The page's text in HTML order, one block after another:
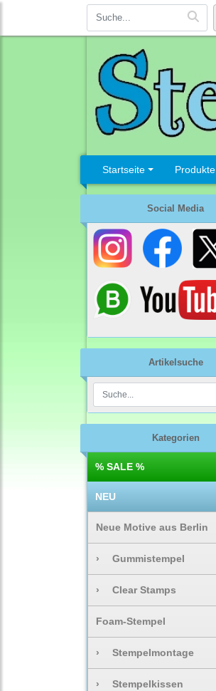
Startseite Produkte
Social Media
Artikelsuche
Kategorien
% SALE %
NEU
Neue Motive aus Berlin
› Gummistempel
› Clear Stamps
Foam-Stempel
› Stempelmontage
› Stempelkissen